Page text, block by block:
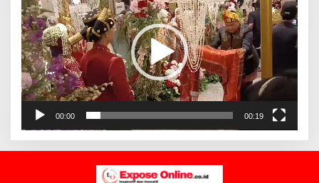
00:00 00:19